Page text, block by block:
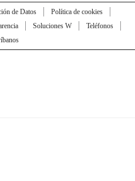
de Datos
Política de cookies
Soluciones W
Teléfonos